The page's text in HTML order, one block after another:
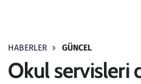
HABERLER GÜNCEL
Okul servisleri
Haber